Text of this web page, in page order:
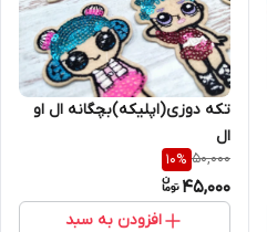
تکه دوزی(اپلیکه)بچگانه ال او
ال
50,000
10%
45,000
افزودن به سبد